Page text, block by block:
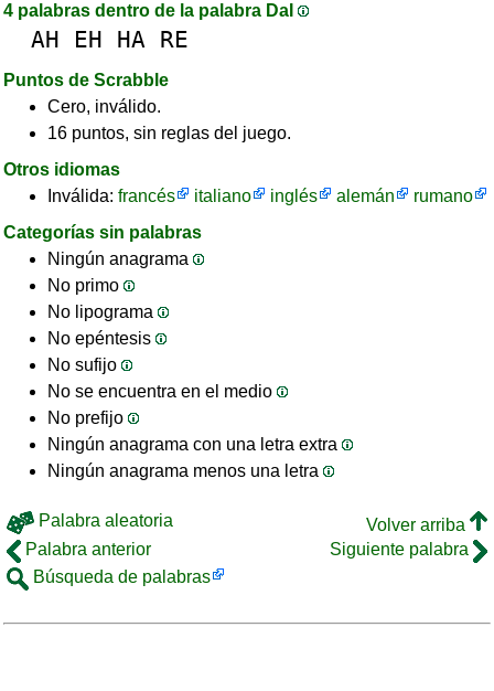
4 palabras dentro de la palabra DaI
AH EH HA RE
Puntos de Scrabble
Cero, inválido.
16 puntos, sin reglas del juego.
Otros idiomas
Inválida: francés italiano inglés alemán
rumano
Categorías sin palabras
Ningún anagrama
No primo
No lipograma
No epéntesis
No sufijo
No se encuentra en el medio
No prefijo
Ningún anagrama con una letra extra
Ningún anagrama menos una letra
Palabra aleatoria
Volver arriba
Palabra anterior
Siguiente palabra
Búsqueda de palabras